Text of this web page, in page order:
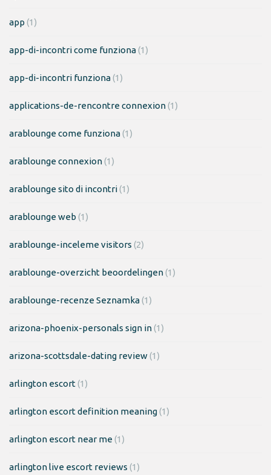
app (1)
app-di-incontri come funziona(1)
app-di-incontri funziona(1)
applications-de-rencontre connexion(1)
arablounge come funziona(1)
arablounge connexion(1)
arablounge sito di incontri(1)
arablounge web (1)
arablounge-inceleme visitors (2)
arablounge-overzicht beoordelingen(1)
arablounge-recenze Seznamka(1)
arizona-phoenix-personals sign in(1)
arizona-scottsdale-dating review(1)
arlington escort(1)
arlington escort definition meaning(1)
arlington escort near me(1)
arlington live escort reviews (1)